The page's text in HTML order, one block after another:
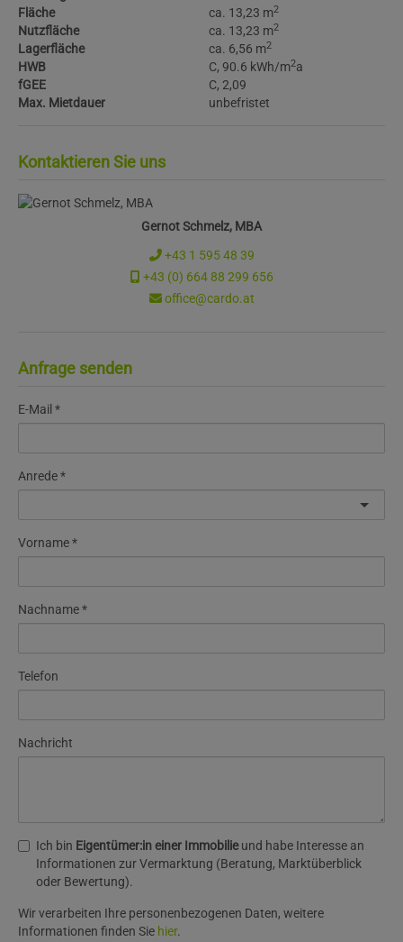
Fläche
ca. 13,23 m2
Nutzfläche ca. 13,23 m2
Lagerfläche ca. 6,56 m2
HWB C, 90.6 kWh/m2a
fGEE
C, 2,09
Max. Mietdauer
unbefristet
Kontaktieren Sie uns
Gernot Schmelz, MBA
+43 1 595 48 39
+43 (0) 664 88 299 656
office@cardo.at
Anfrage senden
E-Mail
Anrede
Vorname
Nachname
Telefon
Nachricht
Ich bin Eigentümer:in einer Immobilieund habe Interesse an
Informationen zur Vermarktung (Beratung, Marktüberblick
oder Bewertung).
Wir verarbeiten Ihre personenbezogenen Daten, weitere
Informationen finden Sie hier.